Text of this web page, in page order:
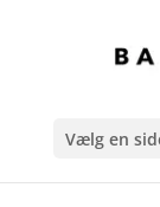
Vælg en